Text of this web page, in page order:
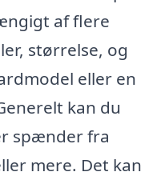
af flere
størrelse, og
eller en
kan du
spænder fra
mere. Det kan